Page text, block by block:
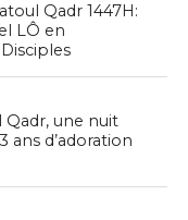
Qadr 1447H:
LÔ en
Qadr, une nuit
ans d’adoration